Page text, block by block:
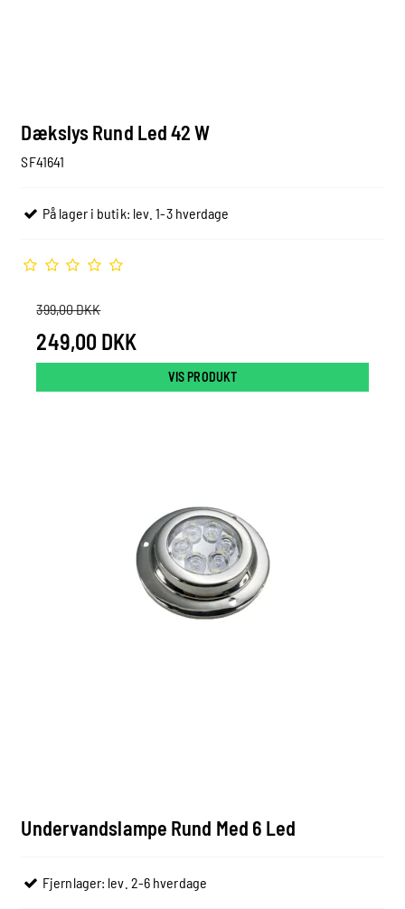
Dækslys Rund Led 42 W
SF41641
På lager i butik: lev. 1-3 hverdage
399,00 DKK
249,00 DKK
VIS PRODUKT
Undervandslampe Rund Med 6 Led
Fjernlager: lev. 2-6 hverdage